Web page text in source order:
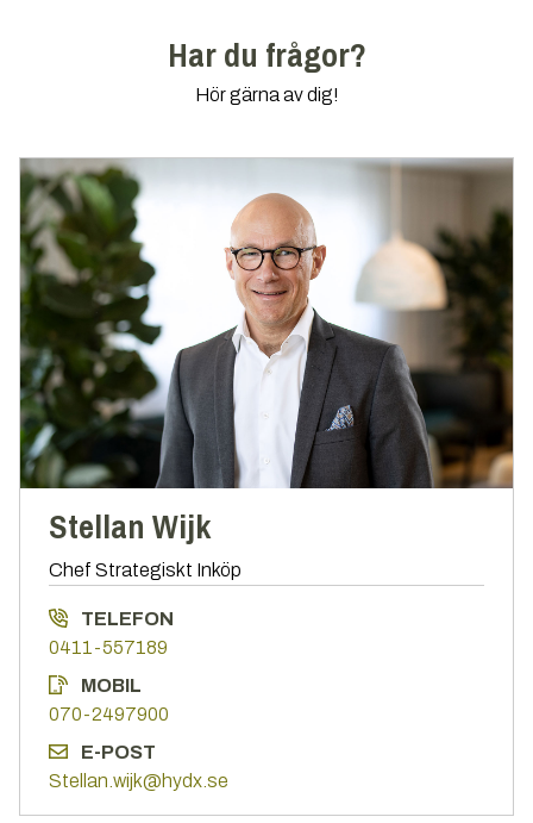
Har du frågor?
Hör gärna av dig!
Stellan Wijk
Chef Strategiskt Inköp
TELEFON
0411-557189
MOBIL
070-2497900
E-POST
Stellan.wijk@hydx.se